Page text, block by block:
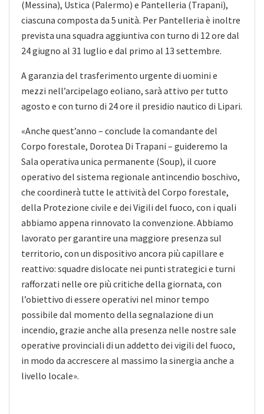
(Messina), Ustica (Palermo) e Pantelleria (Trapani),
ciascuna composta da 5 unità. Per Pantelleria è inoltre
prevista una squadra aggiuntiva con turno di 12 ore dal
24 giugno al 31 luglio e dal primo al 13 settembre.
A garanzia del trasferimento urgente di uomini e
mezzi nell’arcipelago eoliano, sarà attivo per tutto
agosto e con turno di 24 ore il presidio nautico di Lipari.
«Anche quest’anno – conclude la comandante del
Corpo forestale, Dorotea Di Trapani – guideremo la
Sala operativa unica permanente (Soup), il cuore
operativo del sistema regionale antincendio boschivo,
che coordinerà tutte le attività del Corpo forestale,
della Protezione civile e dei Vigili del fuoco, con i quali
abbiamo appena rinnovato la convenzione. Abbiamo
lavorato per garantire una maggiore presenza sul
territorio, con un dispositivo ancora più capillare e
reattivo: squadre dislocate nei punti strategici e turni
rafforzati nelle ore più critiche della giornata, con
l’obiettivo di essere operativi nel minor tempo
possibile dal momento della segnalazione di un
incendio, grazie anche alla presenza nelle nostre sale
operative provinciali di un addetto dei vigili del fuoco,
in modo da accrescere al massimo la sinergia anche a
livello locale».